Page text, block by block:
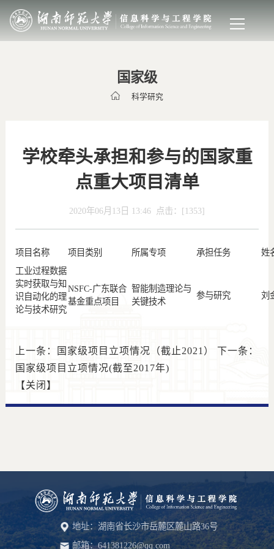
国家级
科学研究
学校牵头承担和参与的国家重
点重大项目清单
2020年06月13日 13:46 点击：[1353]
项目名称 项目类别 所属专项 承担任务
姓
工业过程数据
实时获取与知
识自动化的理
论与技术研究
NSFC-广东联合
基金重点项目
智能制造理论与
关键技术
参与研究 刘
上一条： 国家级项目立项情况（截止2021）
下一条：
国家级项目立项情况(截至2017年)
【关闭 】
地址：湖南省长沙市岳麓区麓山路36号
邮箱：641381226@qq.com